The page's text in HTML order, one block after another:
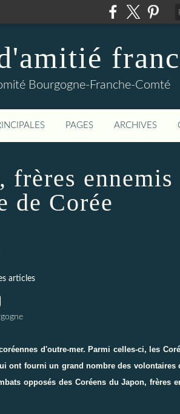
Bourgogne-Franche-Comté
PAGES ARCHIVES
frères ennemis
de Corée
articles
d'outre-mer. Parmi celles-ci, les
ont fourni un grand nombre des volontaires
opposés des Coréens du Japon, frères